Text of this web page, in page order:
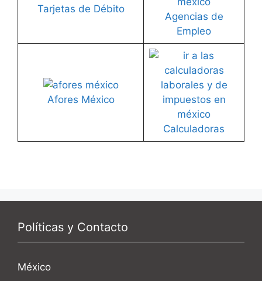
Tarjetas de Débito
Agencias de
Empleo
Afores México
Calculadoras
Políticas y Contacto
México